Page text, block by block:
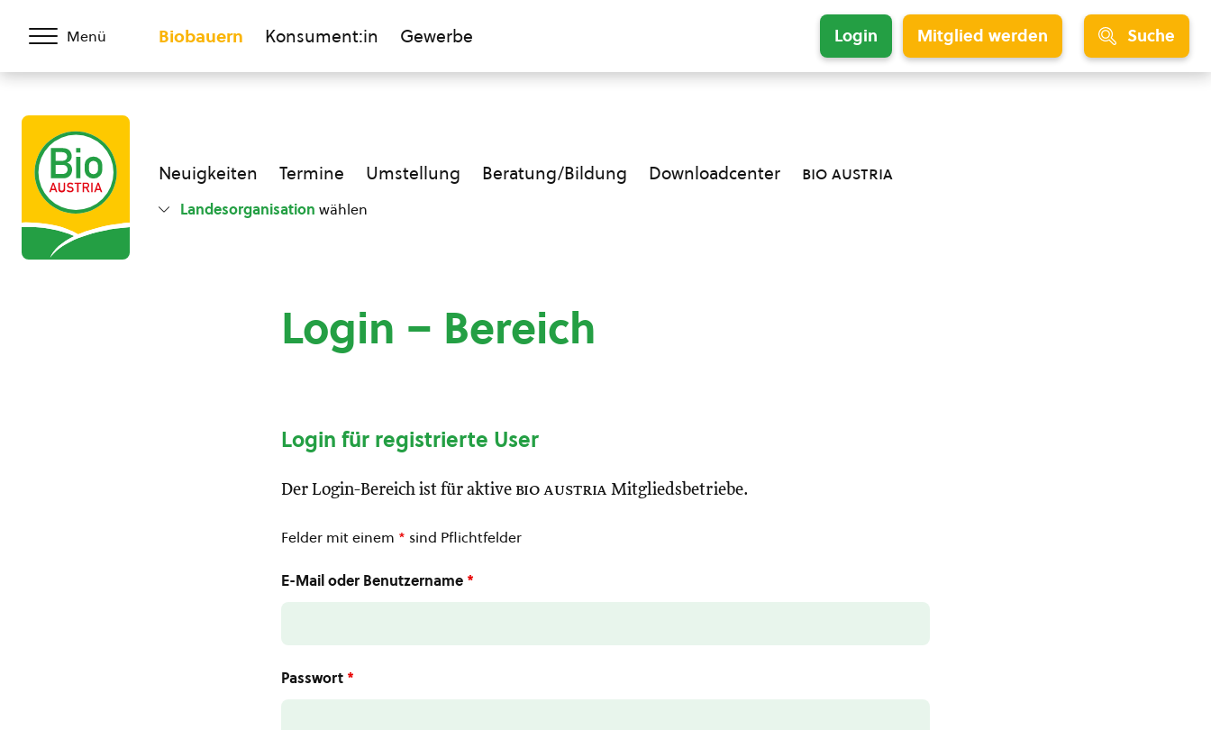
Menü Biobauern Konsument:in Gewerbe Login Mitglied werden Suche
Neuigkeiten Termine Umstellung Beratung/Bildung Downloadcenter bio austria
Landesorganisation wählen
Login – Bereich
Login für registrierte User
Der Login-Bereich ist für aktive bio austria Mitgliedsbetriebe.
Felder mit einem * sind Pflichtfelder
E-Mail oder Benutzername *
Passwort *